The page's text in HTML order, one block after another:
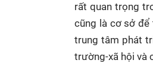
rất quan trọng
cũng là cơ sở để
trung tâm phát
trường-xã hội và